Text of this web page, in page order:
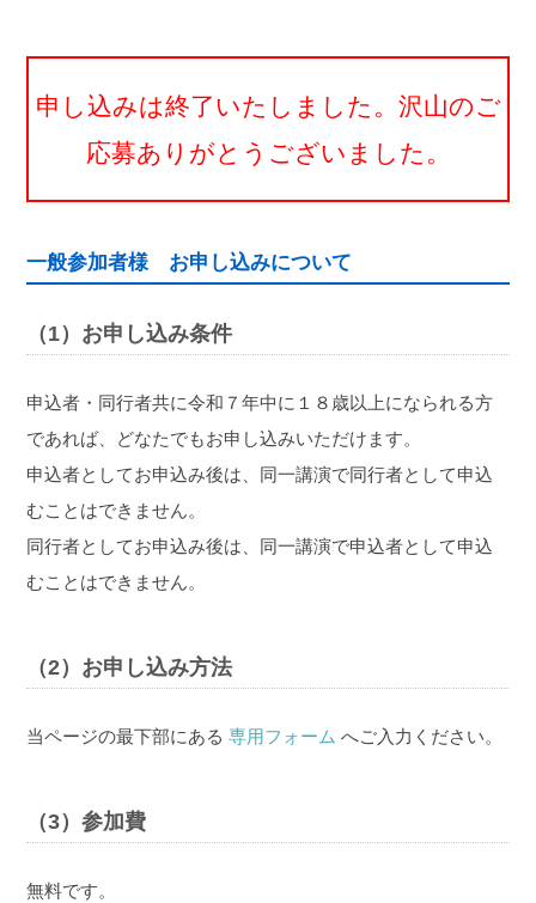
申し込みは終了いたしました。沢山のご
応募ありがとうございました。
一般参加者様 お申し込みについて
（1）お申し込み条件
申込者・同行者共に令和７年中に１８歳以上になられる方
であれば、どなたでもお申し込みいただけます。
申込者としてお申込み後は、同一講演で同行者として申込
むことはできません。
同行者としてお申込み後は、同一講演で申込者として申込
むことはできません。
（2）お申し込み方法
当ページの最下部にある専用フォーム へご入力ください。
（3）参加費
無料です。